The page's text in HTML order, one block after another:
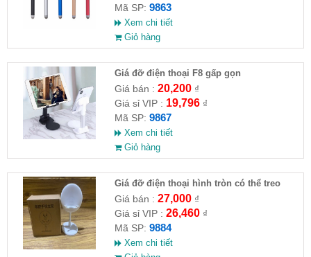
Mã SP: 9863
Xem chi tiết
Giỏ hàng
Giá đỡ điện thoại F8 gấp gọn
Giá bán : 20,200₫
Giá sỉ VIP : 19,796₫
Mã SP: 9867
Xem chi tiết
Giỏ hàng
Giá đỡ điện thoại hình tròn có thể treo
móc khoá
Giá bán : 27,000₫
Giá sỉ VIP : 26,460₫
Mã SP: 9884
Xem chi tiết